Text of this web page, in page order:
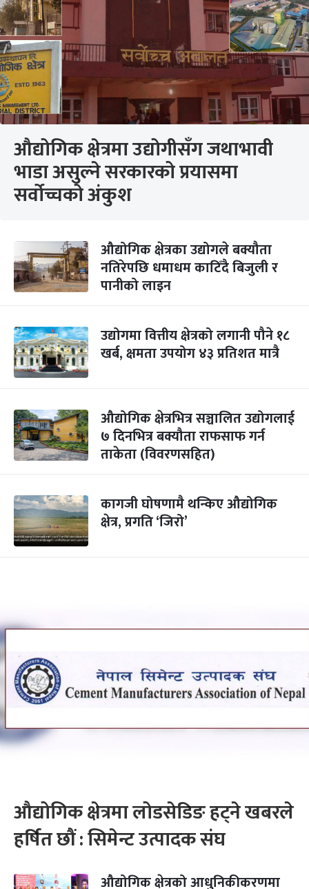
औद्योगिक क्षेत्रमा उद्योगीसँग जथाभावी
भाडा असुल्ने सरकारको प्रयासमा
सर्वोच्चको अंकुश
औद्योगिक क्षेत्रका उद्योगले बक्यौता
नतिरेपछि धमाधम काटिँदै बिजुली र
पानीको लाइन
उद्योगमा वित्तीय क्षेत्रको लगानी पौने १८
खर्ब, क्षमता उपयोग ४३ प्रतिशत मात्रै
औद्योगिक क्षेत्रभित्र सञ्चालित उद्योगलाई
७ दिनभित्र बक्यौता राफसाफ गर्न
ताकेता (विवरणसहित)
कागजी घोषणामै थन्किए औद्योगिक
क्षेत्र, प्रगति ‘जिरो’
औद्योगिक क्षेत्रमा लोडसेडिङ हट्ने खबरले
हर्षित छौं : सिमेन्ट उत्पादक संघ
औद्योगिक क्षेत्रको आधुनिकीकरणमा